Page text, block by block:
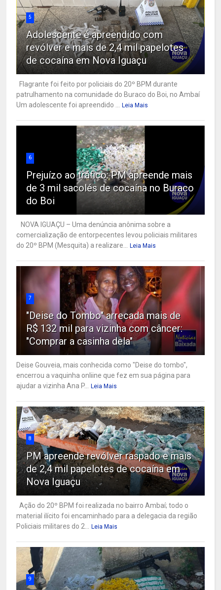
5
Adolescente é apreendido com
revólver e mais de 2,4 mil papelotes
de cocaína em Nova Iguaçu
Flagrante foi feito por policiais do 20º BPM durante
patrulhamento na comunidade do Buraco do Boi, no Ambaí
Um adolescente foi apreendido ... Leia Mais
6
Prejuízo ao tráfico: PM apreende mais
de 3 mil sacolés de cocaína no Buraco
do Boi
NOVA IGUAÇU – Uma denúncia anônima sobre a
comercialização de entorpecentes levou policiais militares
do 20º BPM (Mesquita) a realizare... Leia Mais
7
"Deise do Tombo" arrecada mais de
R$ 132 mil para vizinha com câncer:
"Comprar a casinha dela"
Deise Gouveia, mais conhecida como "Deise do tombo",
encerrou a vaquinha onliine que fez em sua página para
ajudar a vizinha Ana P... Leia Mais
8
PM apreende revólver raspado e mais
de 2,4 mil papelotes de cocaína em
Nova Iguaçu
Ação do 20º BPM foi realizada no bairro Ambaí; todo o
material ilícito foi encaminhado para a delegacia da região
Policiais militares do 2... Leia Mais
9